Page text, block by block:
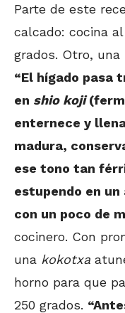
Parte de este
calcado: cocina
grados. Otro,
“El hígado pasa
en shio koji
enternece y
madura,
ese tono tan
estupendo en
con un poco de
cocinero. Con
una kokotxa
horno para que
250 grados.